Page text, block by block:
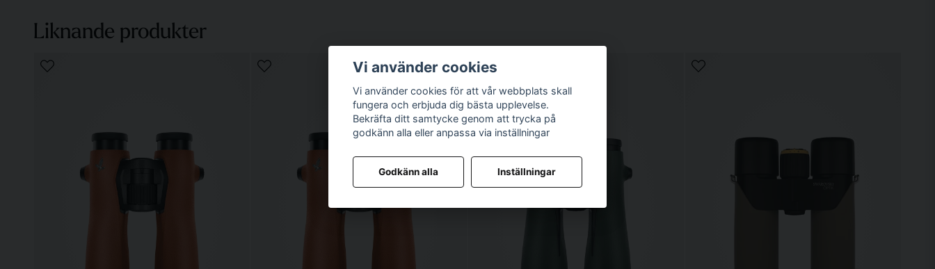
Liknande produkter
Vi använder cookies
Vi använder cookies för att vår webbplats skall
fungera och erbjuda dig bästa upplevelse.
Bekräfta ditt samtycke genom att trycka på
godkänn alla eller anpassa via inställningar
Godkänn alla Inställningar